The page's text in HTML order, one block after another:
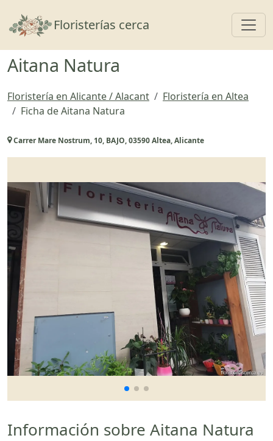
Floristerías cerca
Aitana Natura
Floristería en Alicante / Alacant
Floristería en Altea
Ficha de Aitana Natura
Carrer Mare Nostrum, 10, BAJO, 03590 Altea, Alicante
Información sobre Aitana Natura